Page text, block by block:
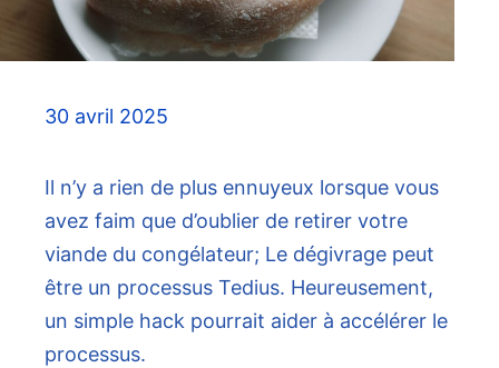
30 avril 2025
Il n’y a rien de plus ennuyeux lorsque vous
avez faim que d’oublier de retirer votre
viande du congélateur; Le dégivrage peut
être un processus Tedius. Heureusement,
un simple hack pourrait aider à accélérer le
processus.